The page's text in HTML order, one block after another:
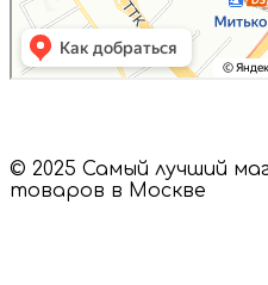
© 2025 Самый лучший
товаров в Москве